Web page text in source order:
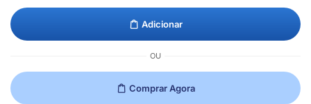
Adicionar
OU
Comprar Agora